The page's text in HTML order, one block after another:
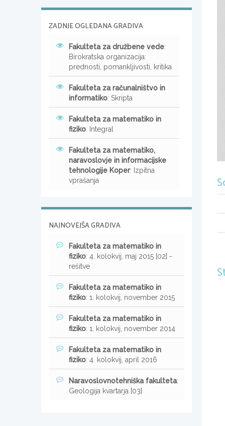
ZADNJE OGLEDANA GRADIVA
Fakulteta za družbene vede:
Birokratska organizacija:
prednosti, pomankljivosti, kritika
Fakulteta za računalništvo in
informatiko: Skripta
Fakulteta za matematiko in
fiziko: Integral
Fakulteta za matematiko,
naravoslovje in informacijske
tehnologije Koper: Izpitna
vprašanja
NAJNOVEJŠA GRADIVA
Fakulteta za matematiko in
fiziko: 4. kolokvij, maj 2015 [02] -
rešitve
Fakulteta za matematiko in
fiziko: 1. kolokvij, november 2015
Fakulteta za matematiko in
fiziko: 1. kolokvij, november 2014
Fakulteta za matematiko in
fiziko: 4. kolokvij, april 2016
Naravoslovnotehniška fakulteta:
Geologija kvartarja [03]